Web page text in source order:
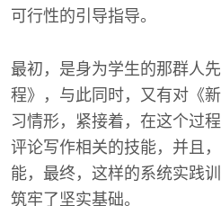
可行性的引导指导。
最初，是身为学生的那群人
程》，与此同时，又有对《
习情形，紧接着，在这个过
评论写作相关的技能，并且
能，最终，这样的系统实践
筑牢了坚实基础。